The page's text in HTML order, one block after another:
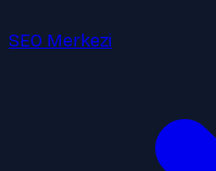
SEO Merkezi